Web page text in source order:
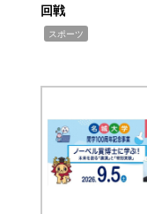
回戦
スポーツ